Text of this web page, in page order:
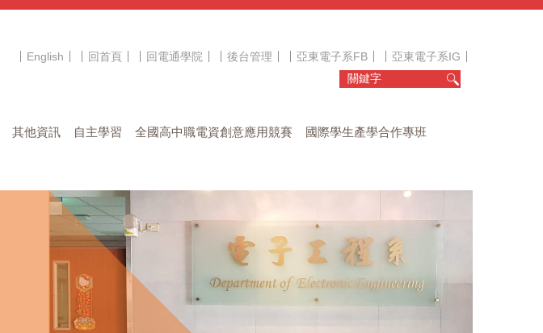
English 回首頁 回電通學院 後台管理 亞東電子系FB 亞東電子系IG
其他資訊 自主學習 全國高中職電資創意應用競賽
國際學生產學合作專班